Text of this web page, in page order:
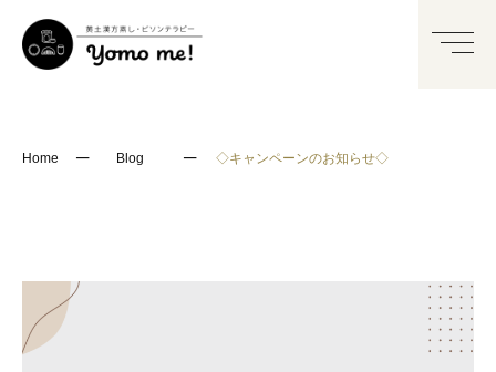
Home ─ Blog ─ ◇キャンペーンのお知らせ◇